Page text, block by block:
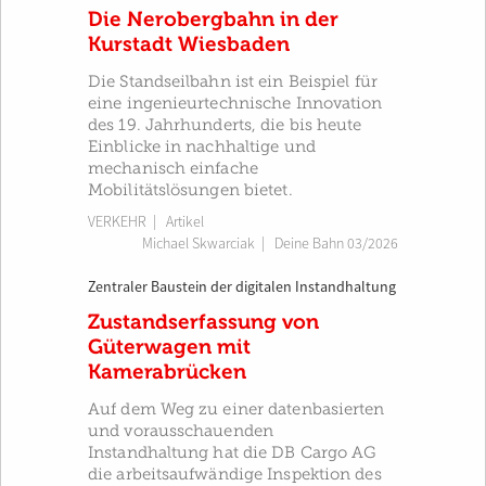
Die Nerobergbahn in der
Kurstadt Wiesbaden
Die Standseilbahn ist ein Beispiel für
eine ingenieurtechnische Innovation
des 19. Jahrhunderts, die bis heute
Einblicke in nachhaltige und
mechanisch einfache
Mobilitätslösungen bietet.
VERKEHR | Artikel
Michael Skwarciak
Deine Bahn 03/2026
Zentraler Baustein der digitalen Instandhaltung
Zustandserfassung von
Güterwagen mit
Kamerabrücken
Auf dem Weg zu einer datenbasierten
und vorausschauenden
Instandhaltung hat die DB Cargo AG
die arbeitsaufwändige Inspektion des